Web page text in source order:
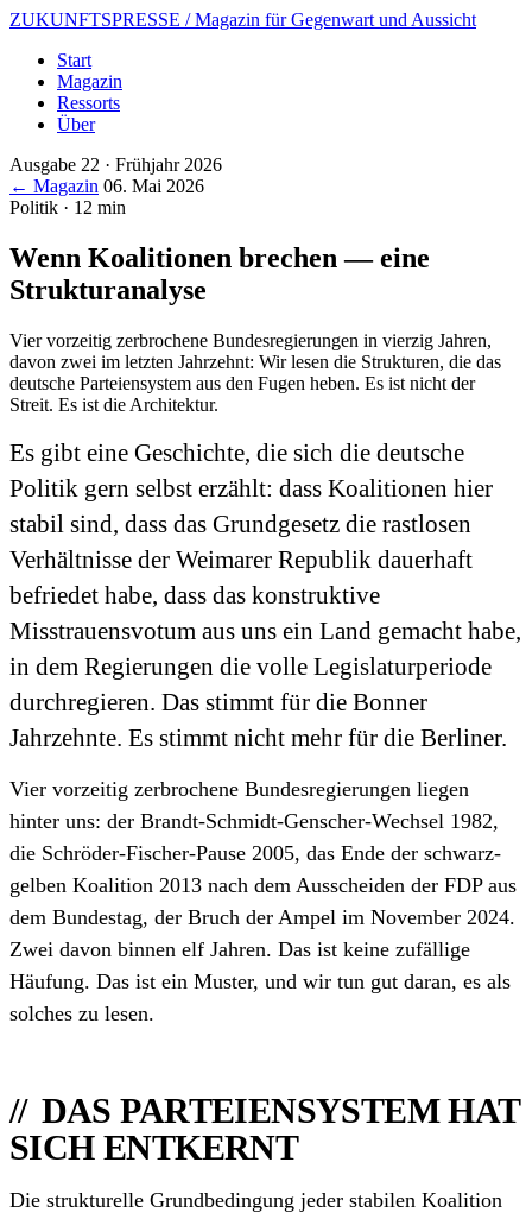
ZUKUNFTSPRESSE / Magazin für Gegenwart und Aussicht
Start
Magazin
Ressorts
Über
Ausgabe 22 · Frühjahr 2026
← Magazin 06. Mai 2026
Politik · 12 min
Wenn Koalitionen brechen — eine
Strukturanalyse
Vier vorzeitig zerbrochene Bundesregierungen in vierzig Jahren,
davon zwei im letzten Jahrzehnt: Wir lesen die Strukturen, die das
deutsche Parteiensystem aus den Fugen heben. Es ist nicht der
Streit. Es ist die Architektur.
Es gibt eine Geschichte, die sich die deutsche
Politik gern selbst erzählt: dass Koalitionen hier
stabil sind, dass das Grundgesetz die rastlosen
Verhältnisse der Weimarer Republik dauerhaft
befriedet habe, dass das konstruktive
Misstrauensvotum aus uns ein Land gemacht habe,
in dem Regierungen die volle Legislaturperiode
durchregieren. Das stimmt für die Bonner
Jahrzehnte. Es stimmt nicht mehr für die Berliner.
Vier vorzeitig zerbrochene Bundesregierungen liegen
hinter uns: der Brandt-Schmidt-Genscher-Wechsel 1982,
die Schröder-Fischer-Pause 2005, das Ende der schwarz-
gelben Koalition 2013 nach dem Ausscheiden der FDP aus
dem Bundestag, der Bruch der Ampel im November 2024.
Zwei davon binnen elf Jahren. Das ist keine zufällige
Häufung. Das ist ein Muster, und wir tun gut daran, es als
solches zu lesen.
DAS PARTEIENSYSTEM HAT
SICH ENTKERNT
Die strukturelle Grundbedingung jeder stabilen Koalition